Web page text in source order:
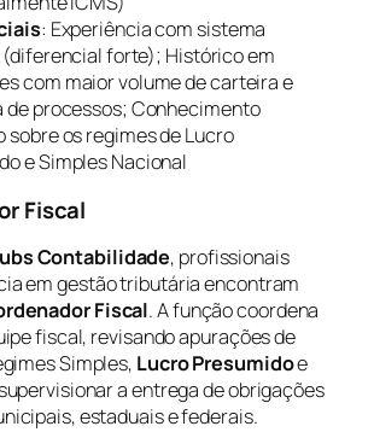
: Experiência com sistema
(diferencial forte); Histórico em
com maior volume de carteira e
de processos; Conhecimento
sobre os regimes de Lucro
e Simples Nacional
Fiscal
Contabilidade, profissionais
em gestão tributária encontram
Fiscal. A função coordena
fiscal, revisando apurações de
Simples, Lucro Presumidoe
a entrega de obrigações
estaduais e federais.